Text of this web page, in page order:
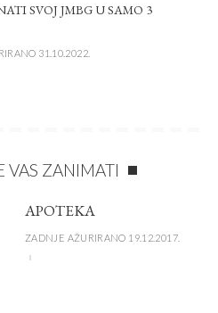
SVOJ JMBG U SAMO 3
31.10.2022.
VAS ZANIMATI
APOTEKA
ZADNJE AŽURIRANO 19.12.2017.